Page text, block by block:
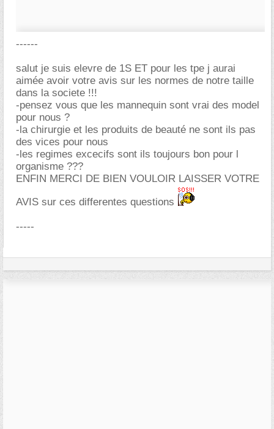
------
salut je suis elevre de 1S ET pour les tpe j aurai
aimée avoir votre avis sur les normes de notre taille
dans la societe !!!
-pensez vous que les mannequin sont vrai des model
pour nous ?
-la chirurgie et les produits de beauté ne sont ils pas
des vices pour nous
-les regimes excecifs sont ils toujours bon pour l
organisme ???
ENFIN MERCI DE BIEN VOULOIR LAISSER VOTRE
AVIS sur ces differentes questions
-----